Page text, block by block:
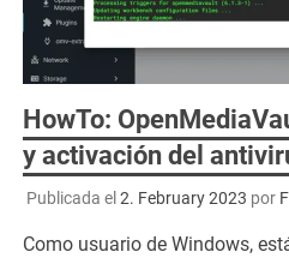
HowTo:
y activación del
Publicada el2. February 2023 por
Como usuario de Windows,